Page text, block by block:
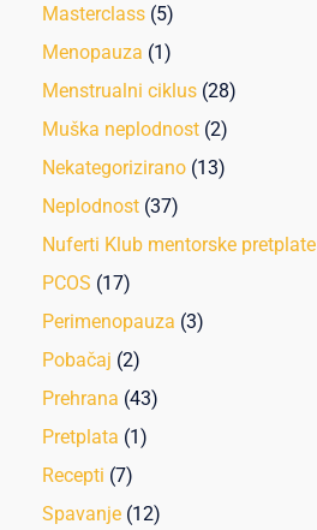
Masterclass (5)
Menopauza (1)
Menstrualni ciklus (28)
Muška neplodnost (2)
Nekategorizirano (13)
Neplodnost (37)
Nuferti Klub mentorske pretplate
PCOS (17)
Perimenopauza (3)
Pobačaj (2)
Prehrana (43)
Pretplata (1)
Recepti (7)
Spavanje (12)